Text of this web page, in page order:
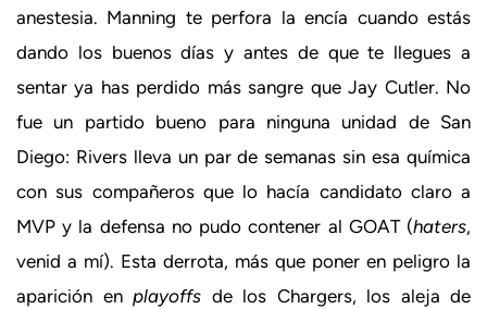
anestesia. Manning te perfora la encía cuando estás
dando los buenos días y antes de que te llegues a
sentar ya has perdido más sangre que Jay Cutler. No
fue un partido bueno para ninguna unidad de San
Diego: Rivers lleva un par de semanas sin esa química
con sus compañeros que lo hacía candidato claro a
MVP y la defensa no pudo contener al GOAT (haters,
venid a mí). Esta derrota, más que poner en peligro la
aparición en playoffs de los Chargers, los aleja de